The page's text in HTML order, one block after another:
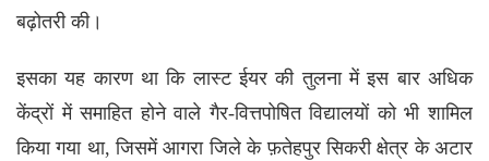
बढ़ोतरी की।
इसका यह कारण था कि लास्ट ईयर की तुलना में इस बार अधिक
केंद्रों में समाहित होने वाले गैर-वित्तपोषित विद्यालयों को भी शामिल
किया गया था, जिसमें आगरा जिले के फ़तेहपुर सिकरी क्षेत्र के अटार